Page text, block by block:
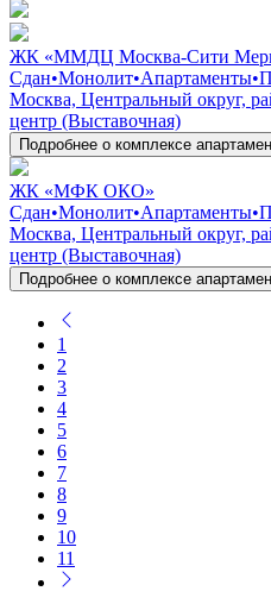
ЖК «ММДЦ Москва-Сити
Сдан•Монолит•Апартаменты•
Москва, Центральный округ,
центр (Выставочная)
Подробнее о комплексе
ЖК «МФК ОКО»
Сдан•Монолит•Апартаменты•
Москва, Центральный округ,
центр (Выставочная)
Подробнее о комплексе
1
2
3
4
5
6
7
8
9
10
11